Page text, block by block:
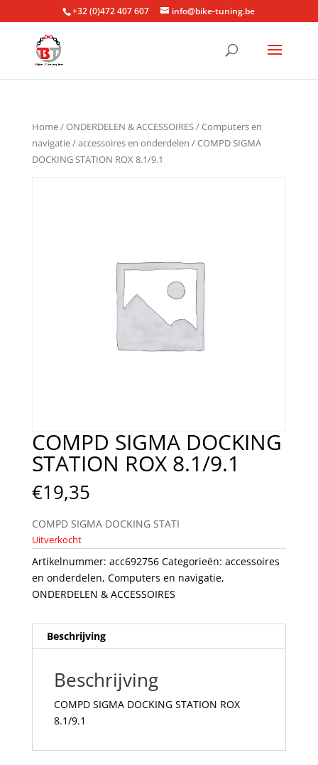
+32 (0)472 407 607 info@bike-tuning.be
Home/ONDERDELEN & ACCESSOIRES/Computers en
navigatie/accessoires en onderdelen / COMPD SIGMA
DOCKING STATION ROX 8.1/9.1
COMPD SIGMA DOCKING
STATION ROX 8.1/9.1
€19,35
COMPD SIGMA DOCKING STATI
Uitverkocht
Artikelnummer: acc692756 Categorieën: accessoires
en onderdelen, Computers en navigatie,
ONDERDELEN & ACCESSOIRES
Beschrijving
Beschrijving
COMPD SIGMA DOCKING STATION ROX
8.1/9.1